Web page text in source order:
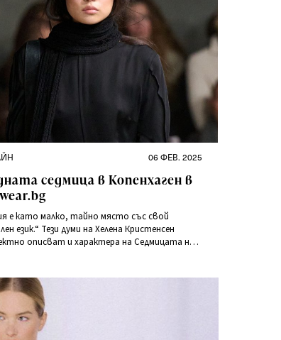
на
06 ФЕВ. 2025
седмица в Копенхаген в
е като малко, тайно място със свой
език.“ Тези думи на Хелена Кристенсен
описват и характера на Седмицата на
колекциите за сезон есен-зима